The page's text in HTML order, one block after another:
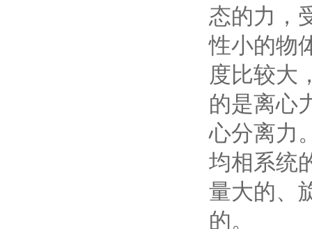
态的力，
性小的物
度比较大
的是离心
心分离力
均相系统
量大的、
的。